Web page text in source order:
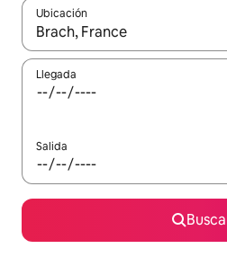
Ubicación
Cuando los resultados estén
Llegada
Salida